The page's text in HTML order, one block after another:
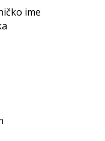
ime